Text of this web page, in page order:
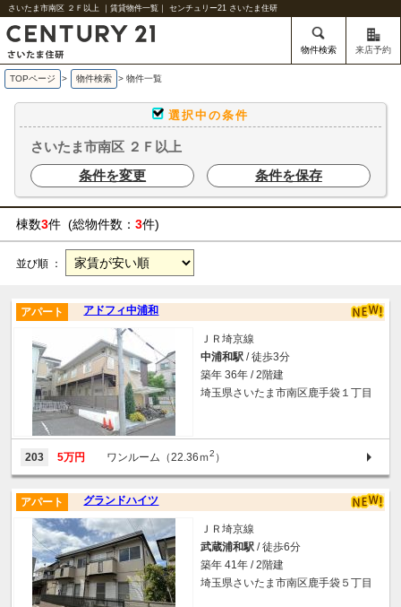
さいたま市南区 ２Ｆ以上 ｜賃貸物件一覧｜ センチュリー21 さいたま住研
物件検索 来店予約
TOPページ > 物件検索 > 物件一覧
選択中の条件
さいたま市南区 ２Ｆ以上
条件を変更
条件を保存
棟数3件 (総物件数： 3件)
並び順 ：
アドフィ中浦和
アパート
ＪＲ埼京線
中浦和駅 / 徒歩3分
築年 36年 / 2階建
埼玉県さいたま市南区鹿手袋１丁目
203 5万円 ワンルーム（22.36ｍ2 ）
グランドハイツ
アパート
ＪＲ埼京線
武蔵浦和駅 / 徒歩6分
築年 41年 / 2階建
埼玉県さいたま市南区鹿手袋５丁目